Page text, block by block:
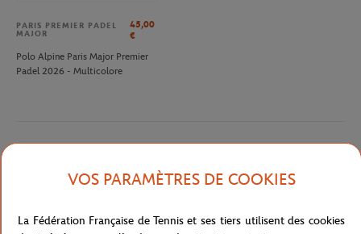
PARIS PREMIER PADEL
MAJOR
45,00
€
Polo Alpine Paris Major Premier
Padel 2026 - Multicolore
Style moderne présentant le logo du tournoi en "all-over" sur
VOS PARAMÈTRES DE COOKIES
La Fédération Française de Tennis et ses tiers utilisent des cookies